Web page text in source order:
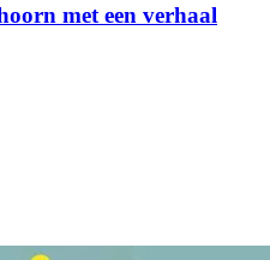
met een verhaal